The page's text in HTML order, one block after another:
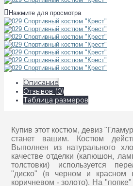
Нажмите для просмотра
Описание
Отзывов (0)
Таблица размеров
Купив этот костюм, девиз
станет вашим. Костюм
Выполнен из натурального
качестве отделки (капюшон,
толстовки) используется
"диско" (в черном и красном
коричневом - золото). На